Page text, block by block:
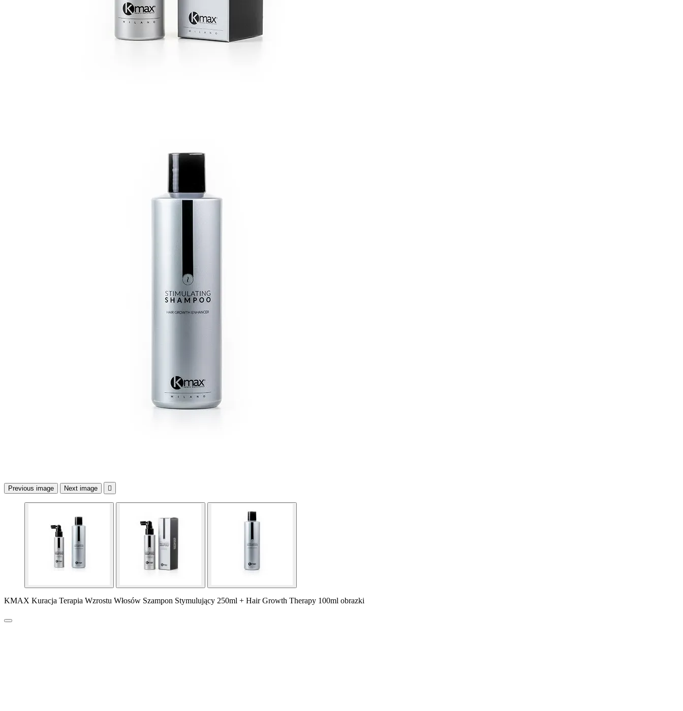
Previous image Next image 
KMAX Kuracja Terapia Wzrostu Włosów Szampon Stymulujący 250ml + Hair Growth Therapy 100ml obrazki